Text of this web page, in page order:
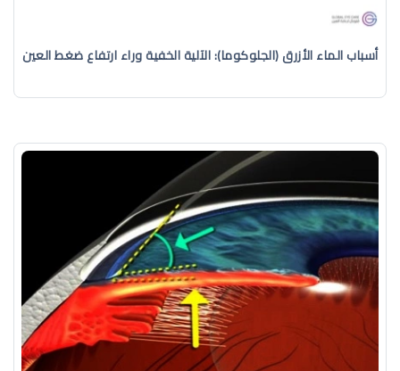
أسباب الماء الأزرق (الجلوكوما): الآلية الخفية وراء ارتفاع ضغط العين